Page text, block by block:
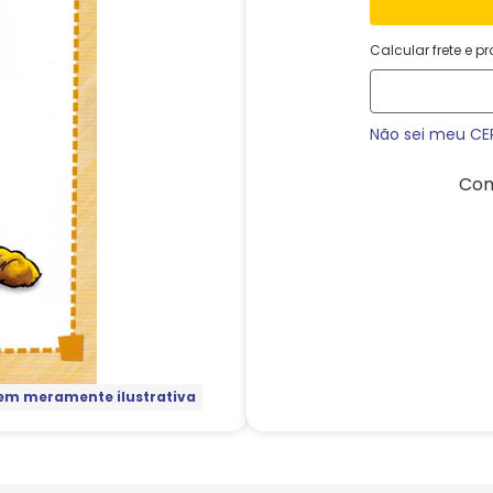
meramente ilustrativa
Calcular frete e
Não sei meu